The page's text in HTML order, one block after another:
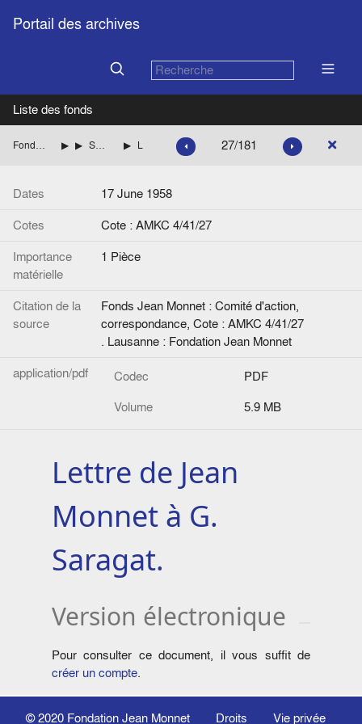
Portail des archives
Liste des fonds
Fonds Jean Monnet : Comité d'action, correspondance ITALIE
SARAGAT Giuseppe (Parti socialiste démocratique italien, PSDI) Liste des èces 27/181
Dates
17 June 1958
Cotes
Cote : AMKC 4/41/27
Importance
matérielle
1 Pièce
Citation de la
source
Fonds Jean Monnet : Comité d'action,
correspondance, Cote : AMKC 4/41/27
. Lausanne : Fondation Jean Monnet
application/pdf
Codec
PDF
Volume
5.9 MB
Lettre de Jean
Monnet à G.
Saragat.
Version électronique
Pour consulter ce document, il vous suffit de
créer un compte.
© 2020 Fondation Jean Monnet Droits Vie privée